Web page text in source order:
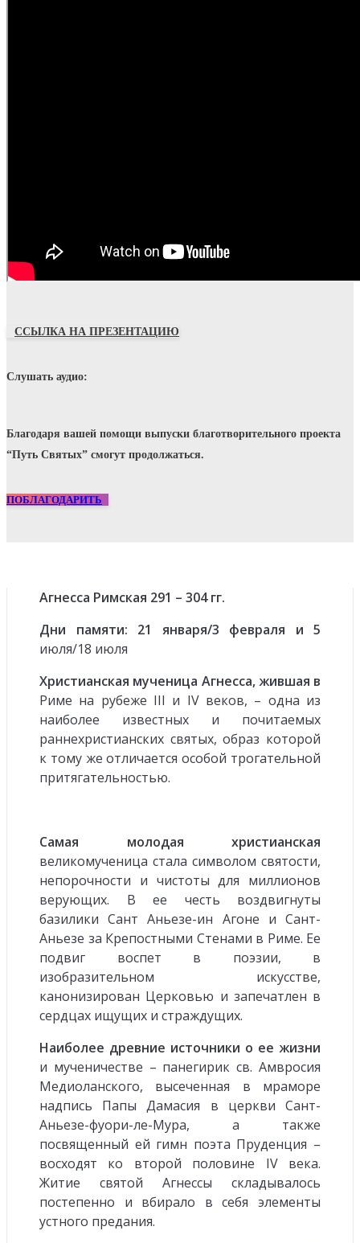
ССЫЛКА НА ПРЕЗЕНТАЦИЮ
Слушать аудио:
Благодаря вашей помощи выпуски благотворительного проекта
“Путь Святых” смогут продолжаться.
ПОБЛАГОДАРИТЬ
Агнесса Римская 291 – 304 гг.
Дни памяти: 21 января/3 февраля и 5
июля/18 июля
Христианская мученица Агнесса, жившая в
Риме на рубеже III и IV веков, – одна из
наиболее известных и почитаемых
раннехристианских святых, образ которой
к тому же отличается особой трогательной
притягательностью.
Самая молодая христианская
великомученица стала символом святости,
непорочности и чистоты для миллионов
верующих. В ее честь воздвигнуты
базилики Сант Аньезе-ин Агоне и Сант-
Аньезе за Крепостными Стенами в Риме. Ее
подвиг воспет в поэзии, в
изобразительном искусстве,
канонизирован Церковью и запечатлен в
сердцах ищущих и страждущих.
Наиболее древние источники о ее жизни
и мученичестве – панегирик св. Амвросия
Медиоланского, высеченная в мраморе
надпись Папы Дамасия в церкви Сант-
Аньезе-фуори-ле-Мура, а также
посвященный ей гимн поэта Пруденция –
восходят ко второй половине IV века.
Житие святой Агнессы складывалось
постепенно и вбирало в себя элементы
устного предания.